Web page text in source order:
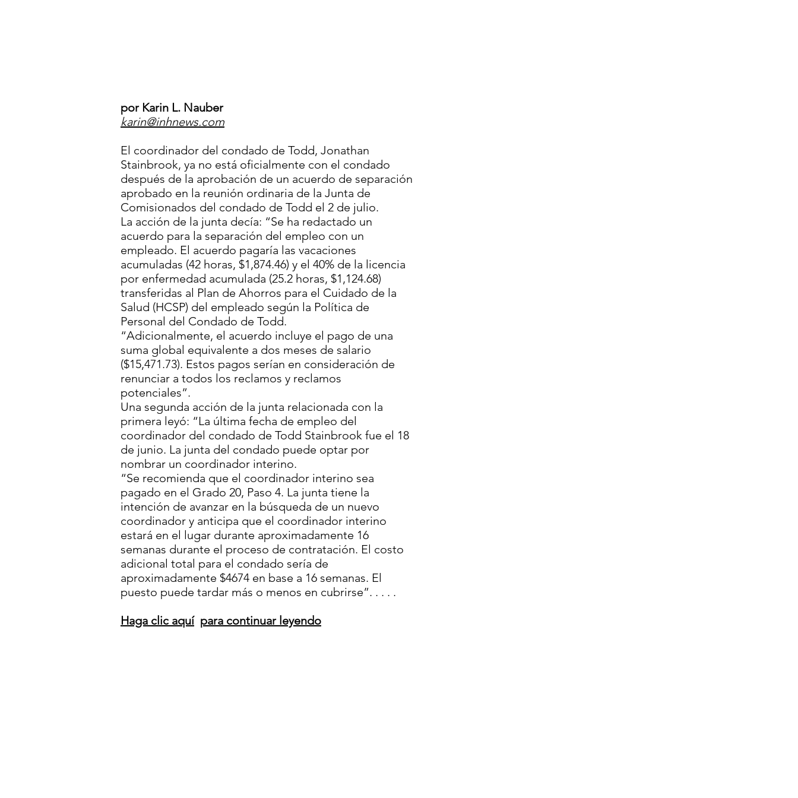
por Karin L. Nauber
karin@inhnews.com
El coordinador del condado de Todd, Jonathan
Stainbrook, ya no está oficialmente con el condado
después de la aprobación de un acuerdo de separación
aprobado en la reunión ordinaria de la Junta de
Comisionados del condado de Todd el 2 de julio.
La acción de la junta decía: “Se ha redactado un
acuerdo para la separación del empleo con un
empleado. El acuerdo pagaría las vacaciones
acumuladas (42 horas, $1,874.46) y el 40% de la licencia
por enfermedad acumulada (25.2 horas, $1,124.68)
transferidas al Plan de Ahorros para el Cuidado de la
Salud (HCSP) del empleado según la Política de
Personal del Condado de Todd.
“Adicionalmente, el acuerdo incluye el pago de una
suma global equivalente a dos meses de salario
($15,471.73). Estos pagos serían en consideración de
renunciar a todos los reclamos y reclamos
potenciales”.
Una segunda acción de la junta relacionada con la
primera leyó: “La última fecha de empleo del
coordinador del condado de Todd Stainbrook fue el 18
de junio. La junta del condado puede optar por
nombrar un coordinador interino.
“Se recomienda que el coordinador interino sea
pagado en el Grado 20, Paso 4. La junta tiene la
intención de avanzar en la búsqueda de un nuevo
coordinador y anticipa que el coordinador interino
estará en el lugar durante aproximadamente 16
semanas durante el proceso de contratación. El costo
adicional total para el condado sería de
aproximadamente $4674 en base a 16 semanas. El
puesto puede tardar más o menos en cubrirse”. . . . .
Haga clic aquí para continuar leyendo